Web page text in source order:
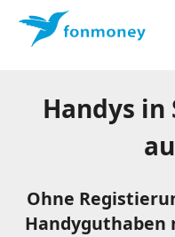
Handys in
Ohne
Handyguthaben